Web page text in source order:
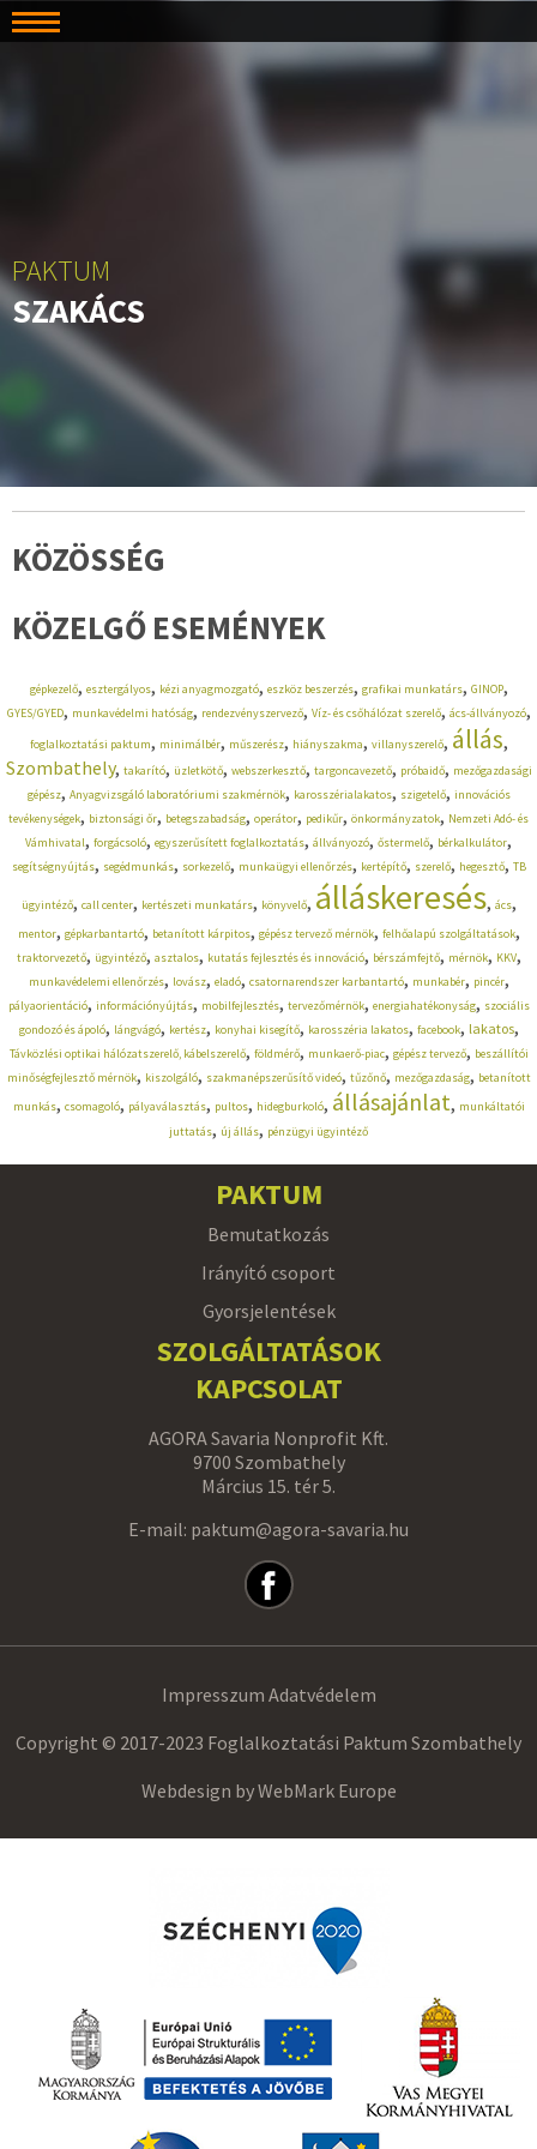
PAKTUM
SZAKÁCS
KÖZÖSSÉG
KÖZELGŐ ESEMÉNYEK
gépkezelő, esztergályos, kézi anyagmozgató, eszköz beszerzés, grafikai munkatárs, GINOP,
GYES/GYED, munkavédelmi hatóság, rendezvényszervező, Víz- és csőhálózat szerelő, ács-állványozó,
foglalkoztatási paktum, minimálbér, műszerész, hiányszakma, villanyszerelő, állás,
Szombathely, takarító, üzletkötő, webszerkesztő, targoncavezető, próbaidő, mezőgazdasági
gépész, Anyagvizsgáló laboratóriumi szakmérnök, karosszérialakatos, szigetelő, innovációs
tevékenységek, biztonsági őr, betegszabadság, operátor, pedikűr, önkormányzatok, Nemzeti Adó- és
Vámhivatal, forgácsoló, egyszerűsített foglalkoztatás, állványozó, őstermelő, bérkalkulátor,
segítségnyújtás, segédmunkás, sorkezelő, munkaügyi ellenőrzés, kertépítő, szerelő, hegesztő, TB
ügyintéző, call center, kertészeti munkatárs, könyvelő, álláskeresés, ács,
mentor, gépkarbantartó, betanított kárpitos, gépész tervező mérnök, felhőalapú szolgáltatások,
traktorvezető, ügyintéző, asztalos, kutatás fejlesztés és innováció, bérszámfejtő, mérnök, KKV,
munkavédelemi ellenőrzés, lovász, eladó, csatornarendszer karbantartó, munkabér, pincér,
pályaorientáció, információnyújtás, mobilfejlesztés, tervezőmérnök, energiahatékonyság, szociális
gondozó és ápoló, lángvágó, kertész, konyhai kisegítő, karosszéria lakatos, facebook, lakatos,
Távközlési optikai hálózatszerelő, kábelszerelő, földmérő, munkaerő-piac, gépész tervező, beszállítói
minőségfejlesztő mérnök, kiszolgáló, szakmanépszerűsítő videó, tűzőnő, mezőgazdaság, betanított
munkás, csomagoló, pályaválasztás, pultos, hidegburkoló, állásajánlat, munkáltatói
juttatás, új állás, pénzügyi ügyintéző
PAKTUM
Bemutatkozás
Irányító csoport
Gyorsjelentések
SZOLGÁLTATÁSOK
KAPCSOLAT
AGORA Savaria Nonprofit Kft.
9700 Szombathely
Március 15. tér 5.
E-mail: paktum@agora-savaria.hu
Impresszum Adatvédelem
Copyright © 2017-2023 Foglalkoztatási Paktum Szombathely
Webdesign byWebMark Europe